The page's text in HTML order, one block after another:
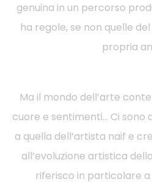
genuina in un percorso
ha regole, se non quelle
propria
Ma il mondo dell’arte
cuore e sentimenti… Ci
a quella dell’artista naif e
all’evoluzione artistica
riferisco in particolare